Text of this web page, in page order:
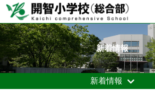
新着情報
新着情報